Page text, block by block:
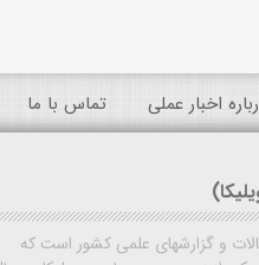
اخبار عملی تماس با ما
و گزارشهای علمی کشور است که